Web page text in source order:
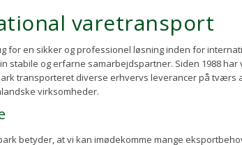
varetransport​
for en sikker og professionel løsning inden for
stabile og erfarne samarbejdspartner. Siden 1988
transporteret diverse erhvervs leverancer på
virksomheder.
betyder, at vi kan imødekomme mange